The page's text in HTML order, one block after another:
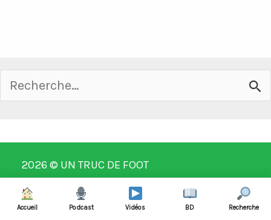
Rechercher :
2026 © UN TRUC DE FOOT
Contact
Mentions légales
Accueil Podcast Vidéos BD Recherche